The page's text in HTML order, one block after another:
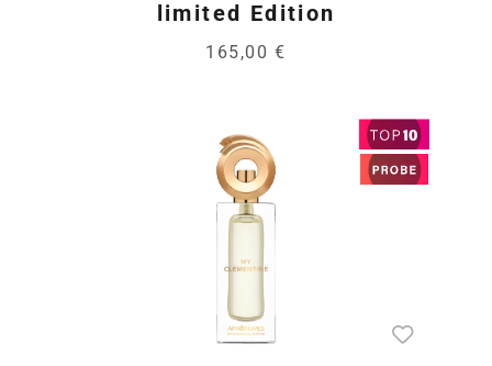
limited Edition
165,00 €